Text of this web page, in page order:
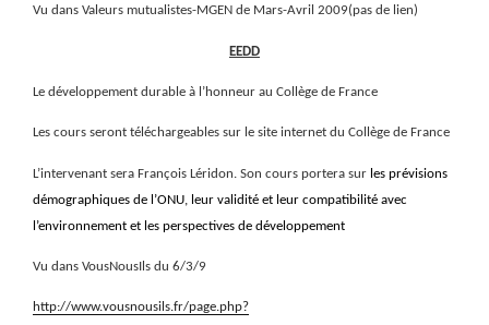
Vu dans Valeurs mutualistes-MGEN de Mars-Avril 2009(pas de lien)
EEDD
Le développement durable à l’honneur au Collège de France
Les cours seront téléchargeables sur le site internet du Collège de France
L’intervenant sera François Léridon. Son cours portera sur les prévisions
démographiques de l’ONU, leur validité et leur compatibilité avec
l’environnement et les perspectives de développement
Vu dans VousNousIls du 6/3/9
http://www.vousnousils.fr/page.php?